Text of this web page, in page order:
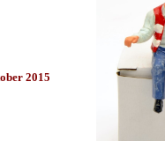
2015